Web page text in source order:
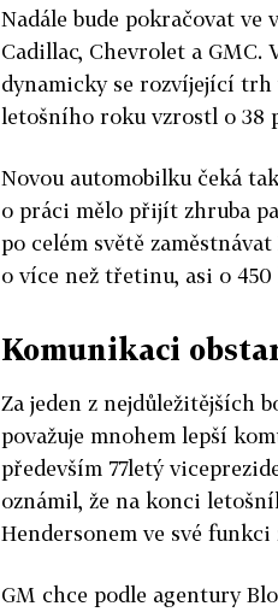
Nadále bude pokračovat ve
Cadillac, Chevrolet a
dynamicky se rozvíjející
letošního roku vzrostl o 38
Novou automobilku čeká
o práci mělo přijít zhruba
po celém světě
o více než třetinu, asi o
Komunikaci
Za jeden z nejdůležitějších
považuje mnohem lepší
především 77letý
oznámil, že na konci
Hendersonem ve své funkci
GM chce podle agentury